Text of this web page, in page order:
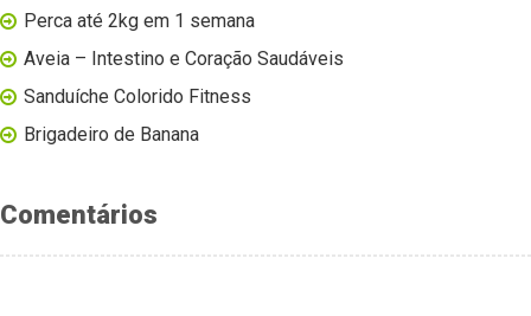
Perca até 2kg em 1 semana
Aveia – Intestino e Coração Saudáveis
Sanduíche Colorido Fitness
Brigadeiro de Banana
Comentários